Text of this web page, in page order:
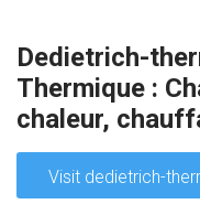
Dedietrich-
Thermique :
chaleur,
Visit dedietrich-